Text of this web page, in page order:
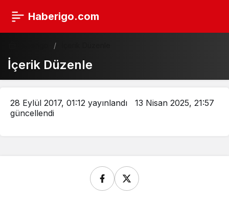
Haberigo.com
İçerik Düzenle
28 Eylül 2017, 01:12 yayınlandı
13 Nisan 2025, 21:57
güncellendi